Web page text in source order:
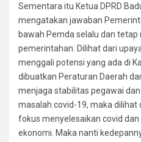
Sementara itu Ketua DPRD
mengatakan jawaban
bawah Pemda selalu dan
pemerintahan. Dilihat dari
menggali potensi yang ada di
dibuatkan Peraturan Daerah
menjaga stabilitas pegawai
masalah covid-19, maka dilihat
fokus menyelesaikan covid
ekonomi. Maka nanti